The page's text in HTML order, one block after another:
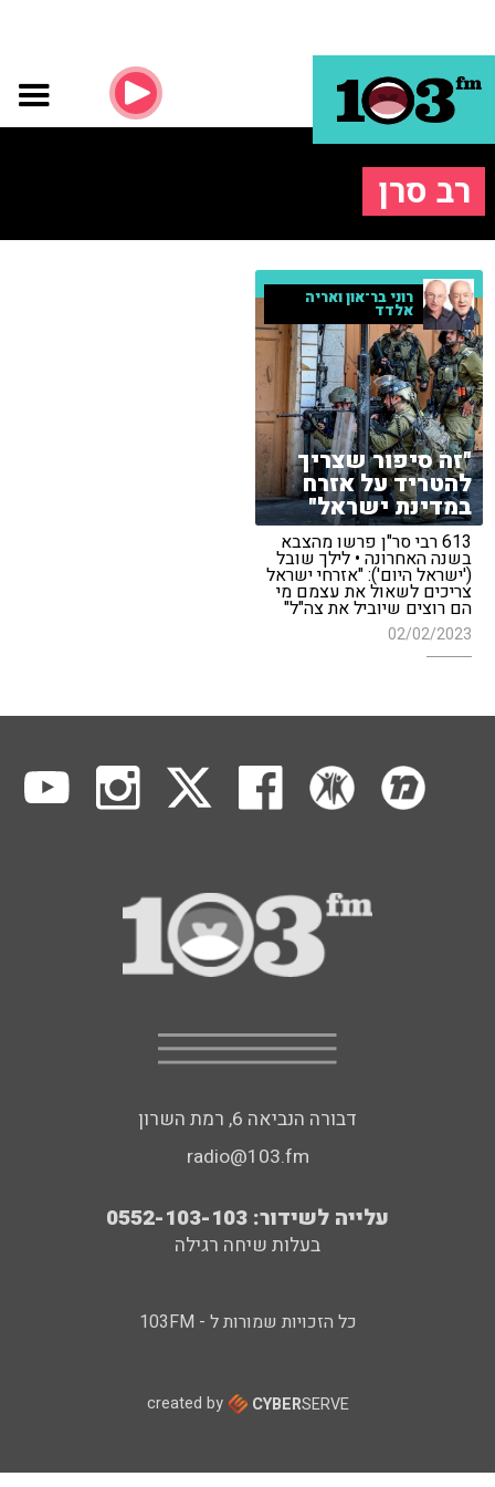
רב סרן
רוני בר־און ואריה
אלדד
"זה סיפור שצריך
להטריד על אזרח
במדינת ישראל"
613 רבי סר"ן פרשו מהצבא
בשנה האחרונה • לילך שובל
('ישראל היום'): "אזרחי ישראל
צריכים לשאול את עצמם מי
הם רוצים שיוביל את צה"ל"
02/02/2023
דבורה הנביאה 6, רמת השרון
radio@103.fm
עלייה לשידור: 0552-103-103
בעלות שיחה רגילה
כל הזכויות שמורות ל - 103FM
created by CYBERSERVE